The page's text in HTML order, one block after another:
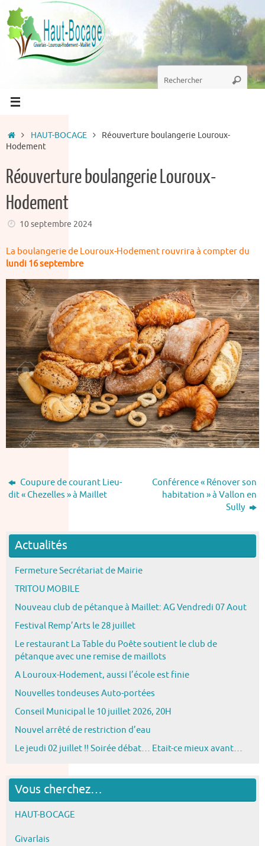
Passer
au
contenu
Recherche
pour
Accueil
HAUT-BOCAGE
Réouverture boulangerie Louroux-
Hodement
Réouverture boulangerie Louroux-
Hodement
10 septembre 2024
La boulangerie de Louroux-Hodement rouvrira à compter du
lundi 16 septembre
Coupure de courant Lieu-
dit « Chezelles » à Maillet
Conférence « Rénover son
habitation » à Vallon en
Sully
Actualités
Fermeture Secrétariat de Mairie
TRITOU MOBILE
Nouveau club de pétanque à Maillet: AG Vendredi 07 Aout
Festival Remp’Arts le 28 juillet
Le restaurant La Table du Poête soutient le club de
pétanque avec une remise de maillots
A Louroux-Hodement, aussi l’école est finie
Nouvelles tondeuses Auto-portées
Conseil Municipal le 10 juillet 2026, 20H
Nouvel arrêté de restriction d’eau
Le jeudi 02 juillet !! Soirée débat… Etait-ce mieux avant…
Vous cherchez…
HAUT-BOCAGE
Givarlais